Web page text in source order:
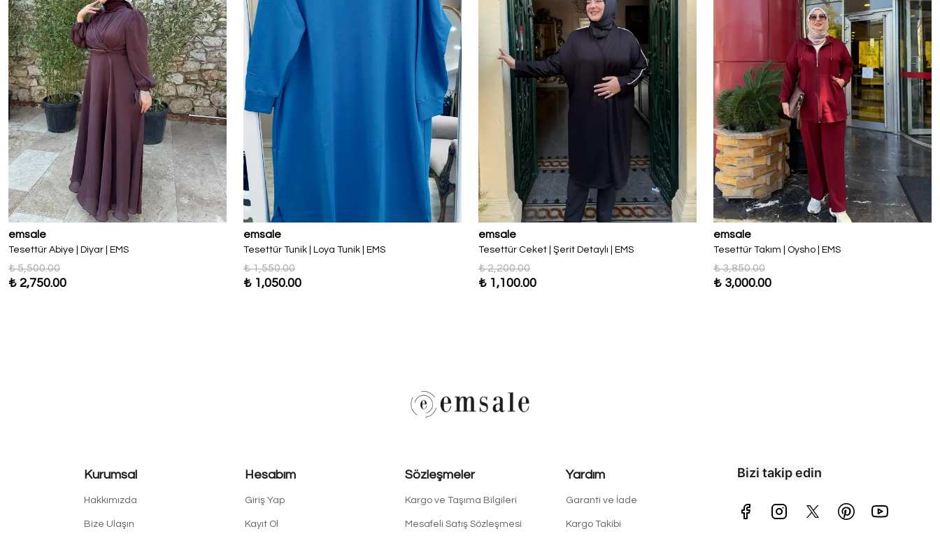
emsale
Tesettür Abiye | Diyar | EMS
₺ 5,500.00
₺ 2,750.00
emsale
Tesettür Tunik | Loya Tunik | EMS
₺ 1,550.00
₺ 1,050.00
emsale
Tesettür Ceket | Şerit Detaylı | EMS
₺ 2,200.00
₺ 1,100.00
emsale
Tesettür Takım | Oysho | EMS
₺ 3,850.00
₺ 3,000.00
Kurumsal
Hakkımızda
Bize Ulaşın
Hesabım
Giriş Yap
Kayıt Ol
Sözleşmeler
Kargo ve Taşıma Bilgileri
Mesafeli Satış Sözleşmesi
Yardım
Garanti ve İade
Kargo Takibi
Bizi takip edin